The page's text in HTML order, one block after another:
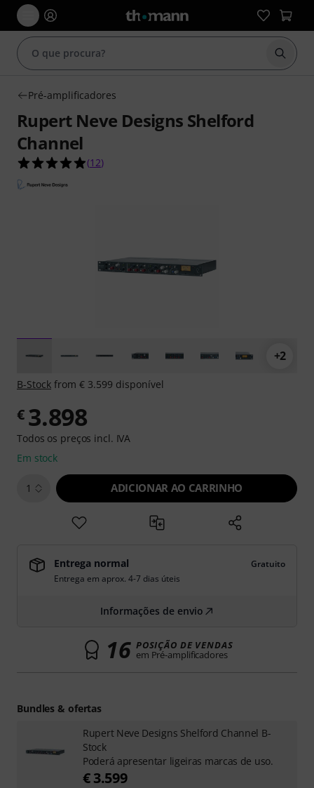
Iniciar
Pré-amplificadores
Rupert Neve Designs Shelford
Channel
4.9 de 5 estrelas de 12 avaliações de clientes
(12)
+2
B-Stock from € 3.599 disponível
€ 3.898
Todos os preços incl. IVA
Em stock
1 ADICIONAR AO CARRINHO
Entrega normal
Gratuito
Entrega em aprox. 4-7 dias úteis
Informações de envio
16 POSIÇÃO DE VENDAS
em Pré-amplificadores
Bundles & ofertas
Rupert Neve Designs Shelford Channel B-
Stock
Poderá apresentar ligeiras marcas de uso.
€ 3.599